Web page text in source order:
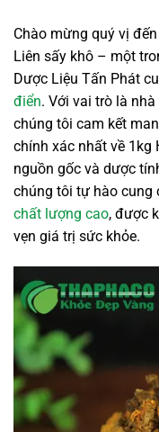
Chào mừng quý vị
Liên sấy khô – một
Dược Liệu Tấn Phát
điển. Với vai trò là
chúng tôi cam kết
chính xác nhất về 1kg
nguồn gốc và dược
chúng tôi tự hào cung
chất lượng cao, được
vẹn giá trị sức khỏe.